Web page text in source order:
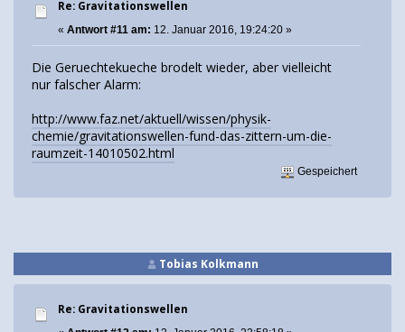
Re: Gravitationswellen
« Antwort #11 am: 12. Januar 2016, 19:24:20 »
Die Geruechtekueche brodelt wieder, aber vielleicht
nur falscher Alarm:
http://www.faz.net/aktuell/wissen/physik-
chemie/gravitationswellen-fund-das-zittern-um-die-
raumzeit-14010502.html
Gespeichert
Tobias Kolkmann
Re: Gravitationswellen